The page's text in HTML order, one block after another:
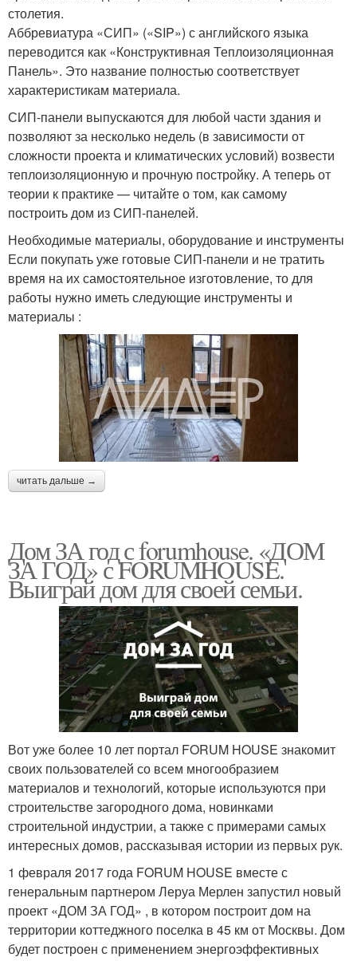
столетия.
Аббревиатура «СИП» («SIP») с английского языка
переводится как «Конструктивная Теплоизоляционная
Панель». Это название полностью соответствует
характеристикам материала.
СИП-панели выпускаются для любой части здания и
позволяют за несколько недель (в зависимости от
сложности проекта и климатических условий) возвести
теплоизоляционную и прочную постройку. А теперь от
теории к практике — читайте о том, как самому
построить дом из СИП-панелей.
Необходимые материалы, оборудование и инструменты
Если покупать уже готовые СИП-панели и не тратить
время на их самостоятельное изготовление, то для
работы нужно иметь следующие инструменты и
материалы :
читать дальше →
Дом ЗА год с forumhouse. «ДОМ
ЗА ГОД» с FORUMHOUSE.
Выиграй дом для своей семьи.
Вот уже более 10 лет портал FORUM HOUSE знакомит
своих пользователей со всем многообразием
материалов и технологий, которые используются при
строительстве загородного дома, новинками
строительной индустрии, а также с примерами самых
интересных домов, рассказывая истории из первых рук.
1 февраля 2017 года FORUM HOUSE вместе с
генеральным партнером Леруа Мерлен запустил новый
проект «ДОМ ЗА ГОД» , в котором построит дом на
территории коттеджного поселка в 45 км от Москвы. Дом
будет построен с применением энергоэффективных